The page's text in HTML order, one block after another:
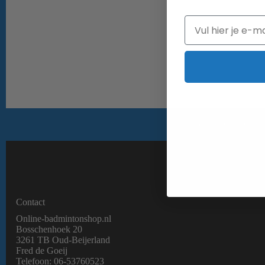
Contact
Online-badmintonshop.nl
Bosschenhoek 20
3261 TB Oud-Beijerland
Fred de Goeij
Telefoon: 06-53760523
Email